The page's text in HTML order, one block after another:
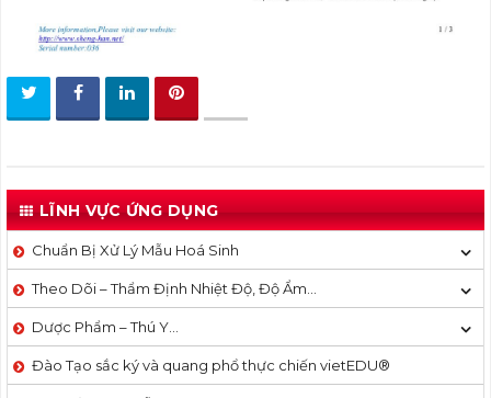
LĨNH VỰC ỨNG DỤNG
Chuẩn Bị Xử Lý Mẫu Hoá Sinh
Theo Dõi – Thẩm Định Nhiệt Độ, Độ Ẩm…
Dược Phẩm – Thú Y…
Đào Tạo sắc ký và quang phổ thực chiến vietEDU®